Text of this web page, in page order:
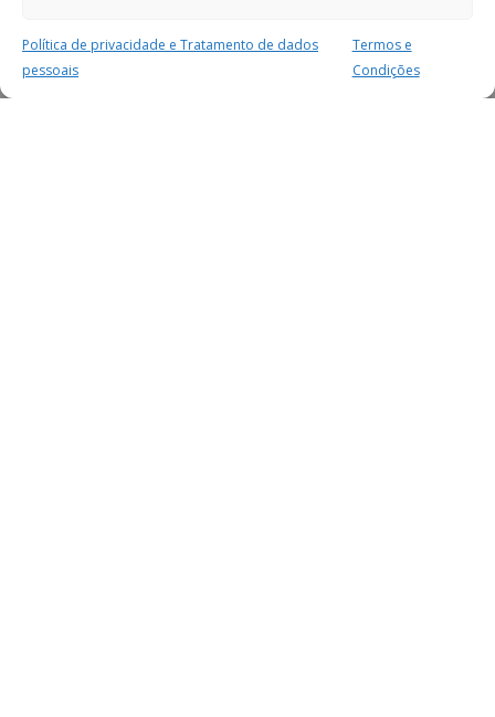
Política de privacidade e Tratamento de dados
pessoais
Termos e
Condições